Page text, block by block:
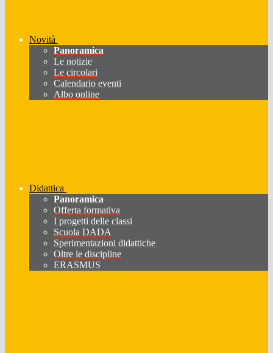
Novità
Panoramica
Le notizie
Le circolari
Calendario eventi
Albo online
Didattica
Panoramica
Offerta formativa
I progetti delle classi
Scuola DADA
Sperimentazioni didattiche
Oltre le discipline
ERASMUS